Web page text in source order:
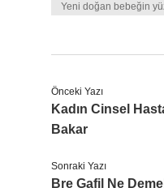
Yeni doğan bebeğin
Önceki Yazı
Kadın Cinsel
Bakar
Sonraki Yazı
Bre Gafil Ne